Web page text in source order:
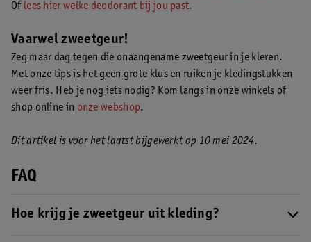
Of lees hier welke deodorant bij jou past.
Vaarwel zweetgeur!
Zeg maar dag tegen die onaangename zweetgeur in je kleren.
Met onze tips is het geen grote klus en ruiken je kledingstukken
weer fris. Heb je nog iets nodig? Kom langs in onze winkels of
shop online in onze webshop.
Dit artikel is voor het laatst bijgewerkt op 10 mei 2024.
FAQ
Hoe krijg je zweetgeur uit kleding?